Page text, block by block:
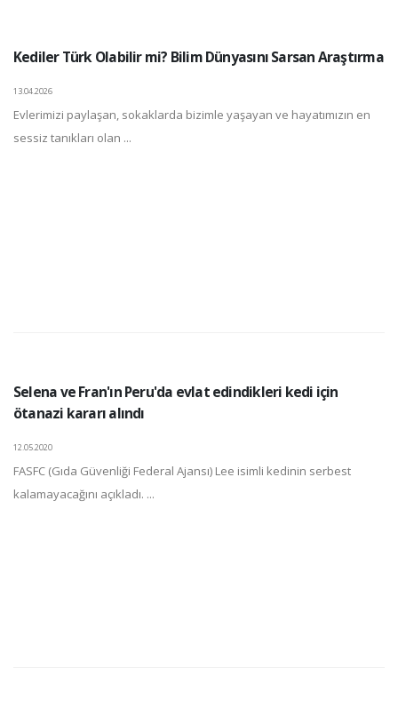
Kediler Türk Olabilir mi? Bilim Dünyasını Sarsan Araştırma
13.04.2026
Evlerimizi paylaşan, sokaklarda bizimle yaşayan ve hayatımızın en
sessiz tanıkları olan ...
Selena ve Fran'ın Peru'da evlat edindikleri kedi için
ötanazi kararı alındı
12.05.2020
FASFC (Gıda Güvenliği Federal Ajansı) Lee isimli kedinin serbest
kalamayacağını açıkladı. ...